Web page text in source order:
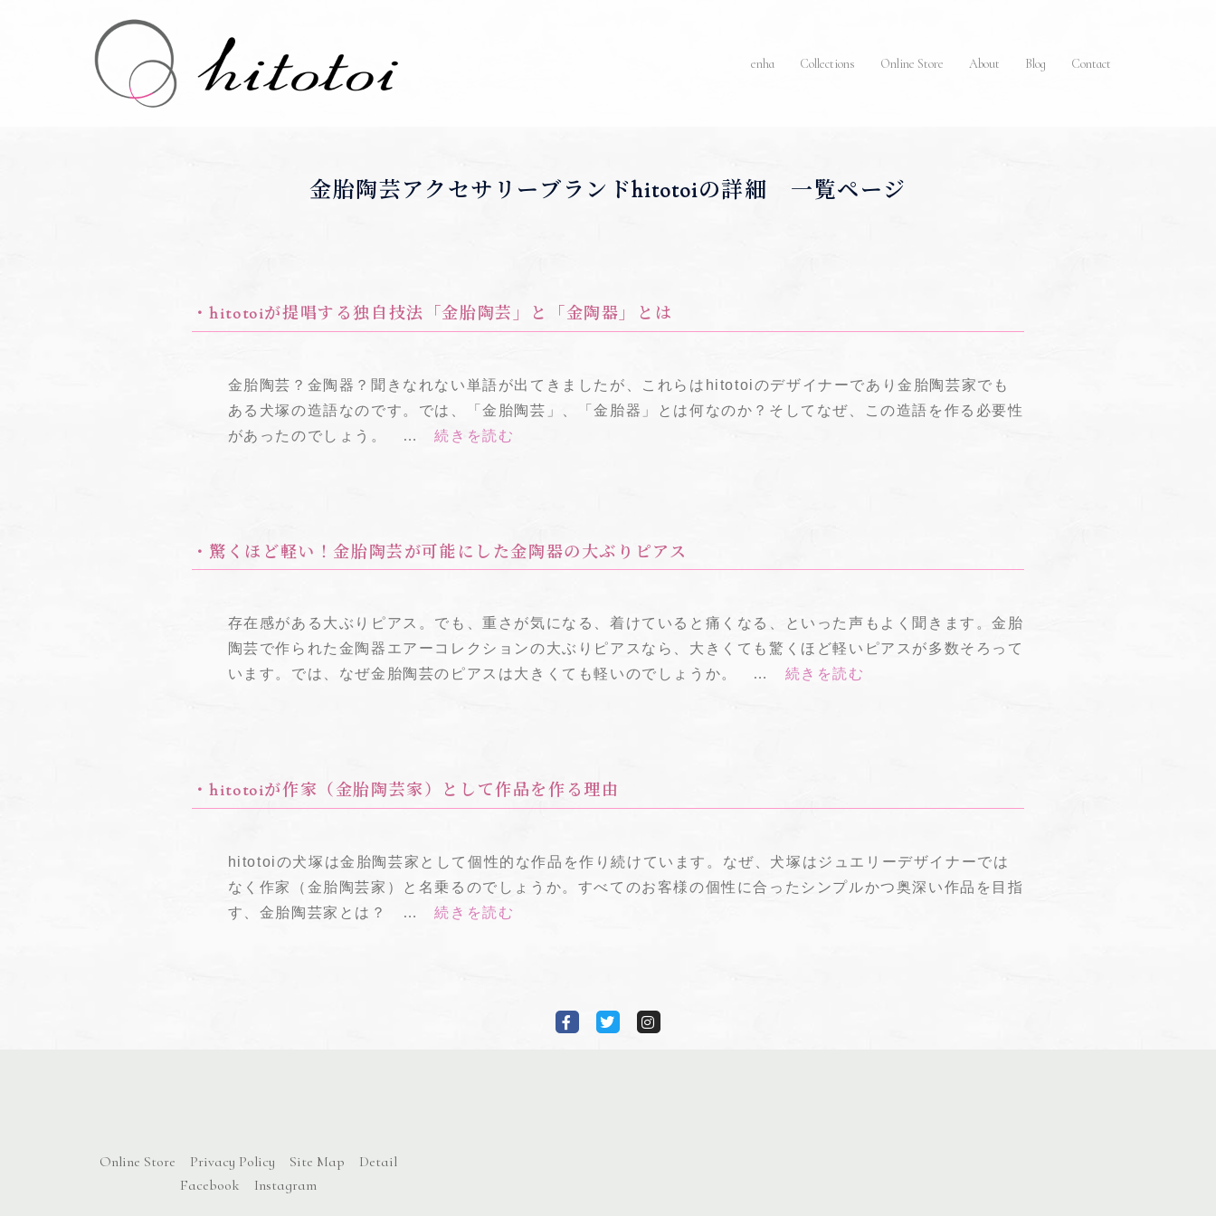
enha Collections Online Store About Blog Contact
金胎陶芸アクセサリーブランドhitotoiの詳細 一覧ページ
・hitotoiが提唱する独自技法「金胎陶芸」と「金陶器」とは
金胎陶芸？金陶器？聞きなれない単語が出てきましたが、これらはhitotoiのデザイナーであり金胎陶芸家でも
ある犬塚の造語なのです。 では、「金胎陶芸」、「金胎器」とは何なのか？そしてなぜ、この造語を作る必要性
があったのでしょう。 …続きを読む
・驚くほど軽い！金胎陶芸が可能にした金陶器の大ぶりピアス
存在感がある大ぶりピアス。でも、重さが気になる、着けていると痛くなる、といった声もよく聞きます。金胎
陶芸で作られた金陶器エアーコレクションの大ぶりピアスなら、大きくても驚くほど軽いピアスが多数そろって
います。 では、なぜ金胎陶芸のピアスは大きくても軽いのでしょうか。 … 続きを読む
・hitotoiが作家（金胎陶芸家）として作品を作る理由
hitotoiの犬塚は金胎陶芸家として個性的な作品を作り続けています。なぜ、犬塚はジュエリーデザイナーでは
なく作家（金胎陶芸家）と名乗るのでしょうか。すべてのお客様の個性に合ったシンプルかつ奥深い作品を目指
す、金胎陶芸家とは？
…続きを読む
Online Store Privacy Policy Site Map
Detail
Facebook
Instagram